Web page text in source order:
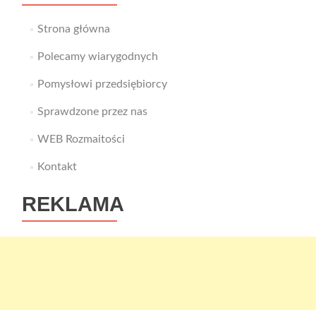
Strona główna
Polecamy wiarygodnych
Pomysłowi przedsiębiorcy
Sprawdzone przez nas
WEB Rozmaitości
Kontakt
REKLAMA